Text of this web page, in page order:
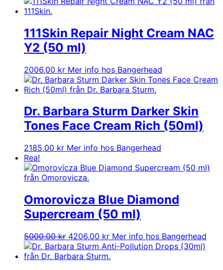
111Skin Repair Night Cream NAC
Y2 (50 ml)
2006,00 kr Mer info hos Bangerhead
Dr. Barbara Sturm Darker Skin
Tones Face Cream Rich (50ml)
2185,00 kr Mer info hos Bangerhead
Rea!
Omorovicza Blue Diamond
Supercream (50 ml)
5000,00kr Det
ursprungliga
priset
4206,00 krDet
nuvarande
priset
Mer info hos Bangerhead